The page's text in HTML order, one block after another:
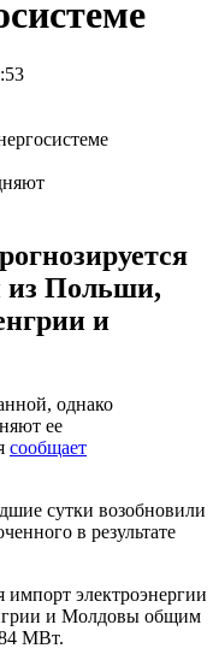
из Польши,
и
однако
ее
сообщает
сутки возобновили
в результате
импорт электроэнергии
и Молдовы общим
МВт.